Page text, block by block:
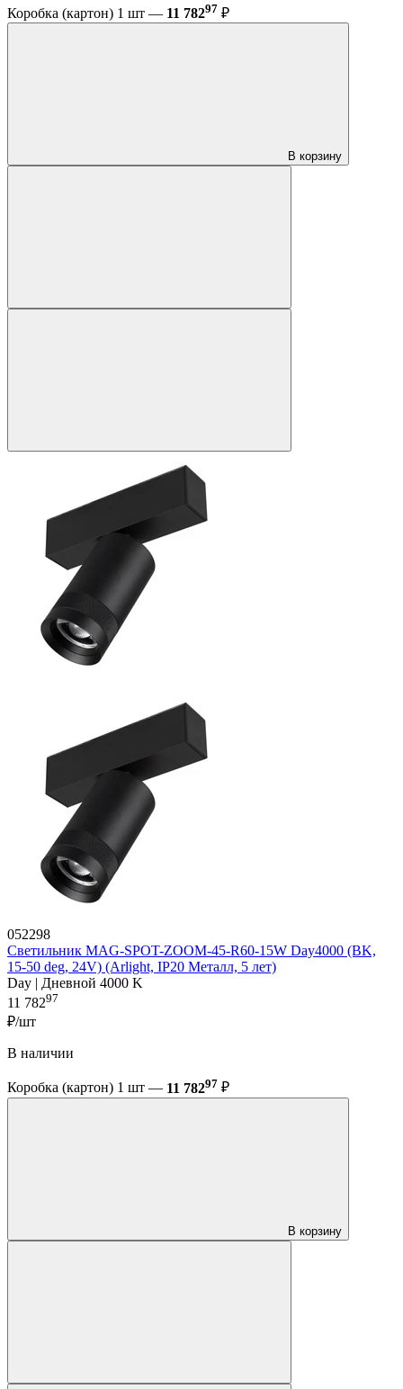
Коробка (картон) 1 шт — 11 78297 ₽
В корзину
052298
Светильник MAG-SPOT-ZOOM-45-R60-15W Day4000 (BK,
15-50 deg, 24V) (Arlight, IP20 Металл, 5 лет)
Day | Дневной 4000 K
11 78297
₽/шт
В наличии
Коробка (картон) 1 шт — 11 78297 ₽
В корзину